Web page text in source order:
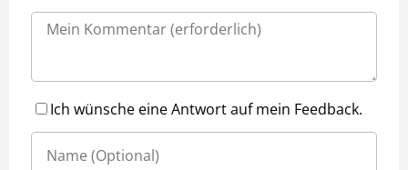
Ich wünsche eine Antwort auf mein Feedback.